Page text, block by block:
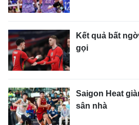
Kết quả bất
gọi
Saigon Heat
sân nhà